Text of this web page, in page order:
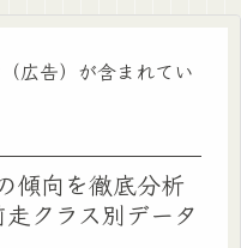
広告）が含まれてい
傾向を徹底分析
クラス別データ